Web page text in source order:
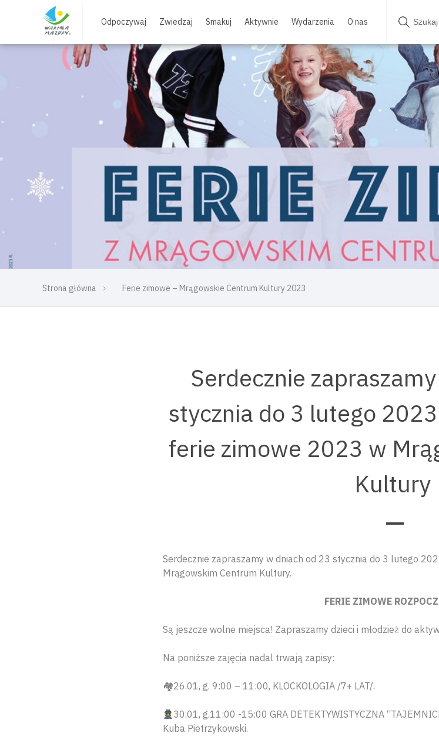
Odpoczywaj Zwiedzaj Smakuj Aktywnie Wydarzenia O nas
Strona główna Ferie zimowe – Mrągowskie Centrum Kultury 2023
Serdecznie
stycznia do 3 lutego
ferie zimowe 2023 w
Kultury
Serdecznie zapraszamy w dniach od 23 stycznia do 3 lutego
Mrągowskim Centrum Kultury.
FERIE ZIMOWE
Są jeszcze wolne miejsca! Zapraszamy dzieci i młodzież do
Na poniższe zajęcia nadal trwają zapisy:
🏘26.01, g. 9:00 – 11:00, KLOCKOLOGIA /7+ LAT/.
30.01, g.11:00 -15:00 GRA DETEKTYWISTYCZNA
Kuba Pietrzykowski.